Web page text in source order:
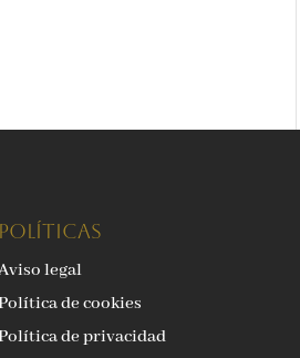
Políticas
legal
de cookies
de privacidad